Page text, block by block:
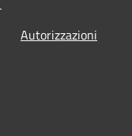
Autorizzazioni